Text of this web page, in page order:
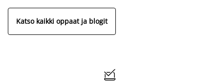
Katso kaikki oppaat ja blogit
